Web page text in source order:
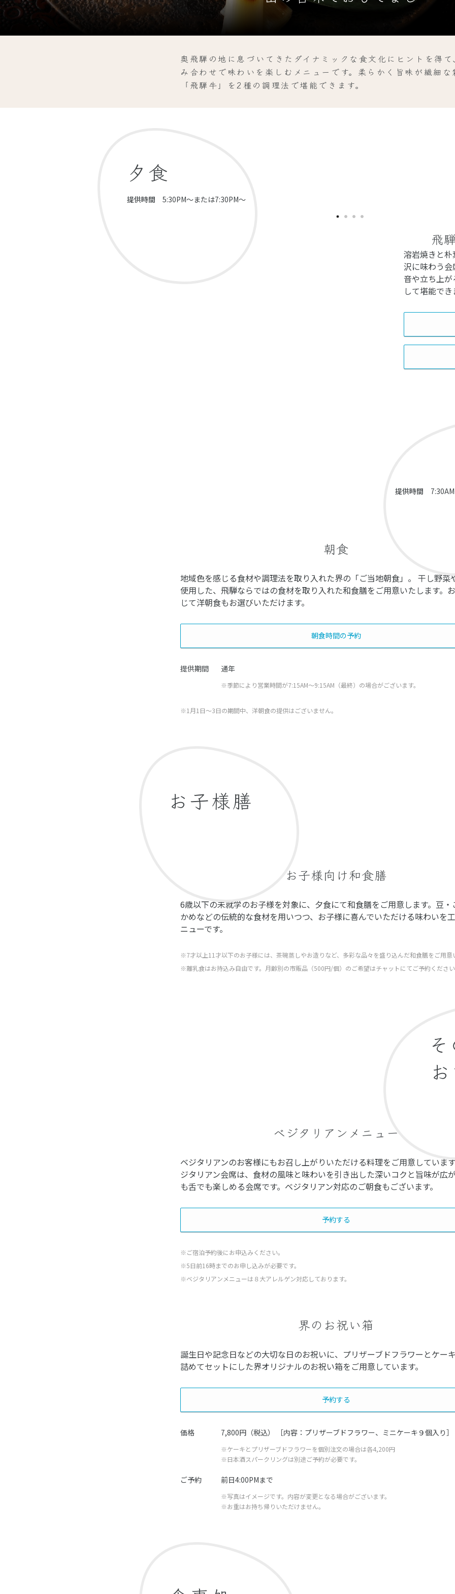
奥飛騨の地に息づいてきたダイナミックな食文化にヒントを得
み合わせで味わいを楽しむメニューです。柔らかく旨味が繊細
「飛騨牛」を2種の調理法で堪能できます。
夕食
提供時間 5:30PM～または7:30PM～
飛
溶岩焼きと
沢に味わう
音や立ち上
して堪能でき
提供時間
朝食
地域色を感じる食材や調理法を取り入れた界の「ご当地朝食」。 干し野菜
使用した、飛騨ならではの食材を取り入れた和食膳をご用意いたします。
じて洋朝食もお選びいただけます。
朝食時間の予約
提供期間 通年
※季節により営業時間が7:15AM～9:15AM（最終）の場合がございます。
※1月1日～3日の期間中、洋朝食の提供はございません。
お子様膳
お子様向け和食膳
6歳以下の未就学のお子様を対象に、夕食にて和食膳をご用意します。豆・
かめなどの伝統的な食材を用いつつ、お子様に喜んでいただける味わいを
ニューです。
※7才以上11才以下のお子様には、茶碗蒸しやお造りなど、多彩な品々を盛り込んだ和食膳をご用意
※離乳食はお持込み自由です。月齢別の市販品（500円/個）のご希望はチャットにてご予約くださ
ベジタリアンメニュー
ベジタリアンのお客様にもお召し上がりいただける料理をご用意していま
ジタリアン会席は、食材の風味と味わいを引き出した深いコクと旨味が広
も舌でも楽しめる会席です。ベジタリアン対応のご朝食もございます。
予約する
※ご宿泊予約後にお申込みください。
※5日前16時までのお申し込みが必要です。
※ベジタリアンメニューは８大アレルゲン対応しております。
界のお祝い箱
誕生日や記念日などの大切な日のお祝いに、プリザーブドフラワーとケー
詰めてセットにした界オリジナルのお祝い箱をご用意しています。
予約する
価格 7,800円（税込） ［内容：プリザーブドフラワー、ミニケーキ９個入り］
※ケーキとプリザーブドフラワーを個別注文の場合は各4,200円
※日本酒スパークリングは別途ご予約が必要です。
ご予約 前日4:00PMまで
※写真はイメージです。内容が変更となる場合がございます。
※お重はお持ち帰りいただけません。